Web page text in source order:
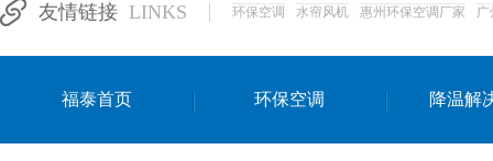
达州工业省电安装
友情链接 LINKS 环保空调 水帘风机 惠州环保空调厂家 广
福泰首页 环保空调 降温解